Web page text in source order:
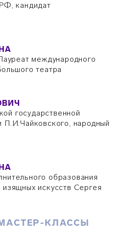
кандидат
международного
театра
государственной
П.И.Чайковского, народный
образования
искусств Сергея
КЛАССЫ